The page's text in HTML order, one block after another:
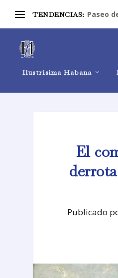
TENDENCIAS: Paseo
Ilustrísima Habana
El
Publicado